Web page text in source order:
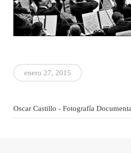
enero 27, 2015
Oscar Castillo - Fotografía